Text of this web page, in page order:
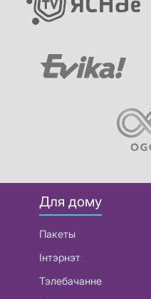
Для дому
Пакеты
Інтэрнэт
Тэлебачанне